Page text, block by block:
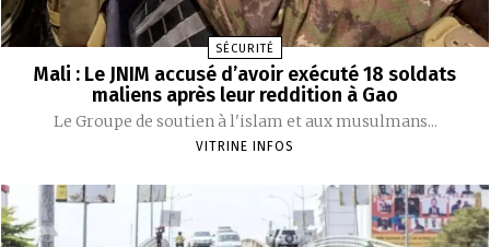
SÉCURITÉ
Mali : Le JNIM accusé d’avoir exécuté 18 soldats
maliens après leur reddition à Gao
Le Groupe de soutien à l'islam et aux musulmans...
VITRINE INFOS